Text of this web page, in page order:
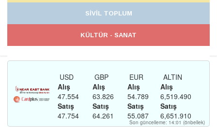
SİVİL TOPLUM
KÜLTÜR - SANAT
Esendağlı:Adıyaman’daki süreç sona erdi, hukuk